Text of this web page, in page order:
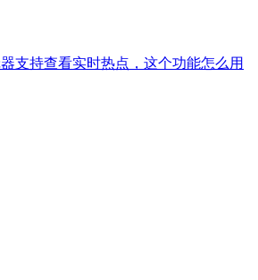
支持查看实时热点，这个功能怎么用